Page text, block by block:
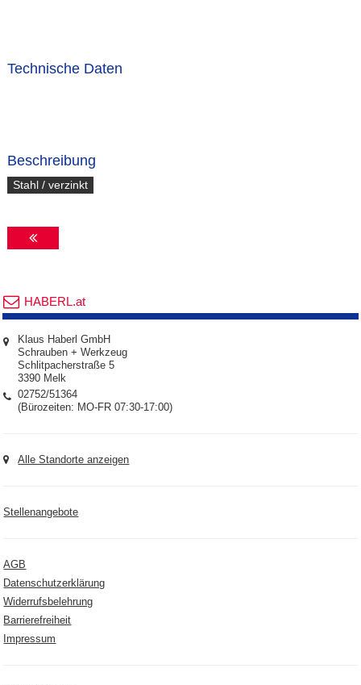
Technische Daten
Beschreibung
Stahl / verzinkt
HABERL.at
Klaus Haberl GmbH
Schrauben + Werkzeug
Schlitpacherstraße 5
3390 Melk
02752/51364
(Bürozeiten: MO-FR 07:30-17:00)
Alle Standorte anzeigen
Stellenangebote
AGB
Datenschutzerklärung
Widerrufsbelehrung
Barrierefreiheit
Impressum